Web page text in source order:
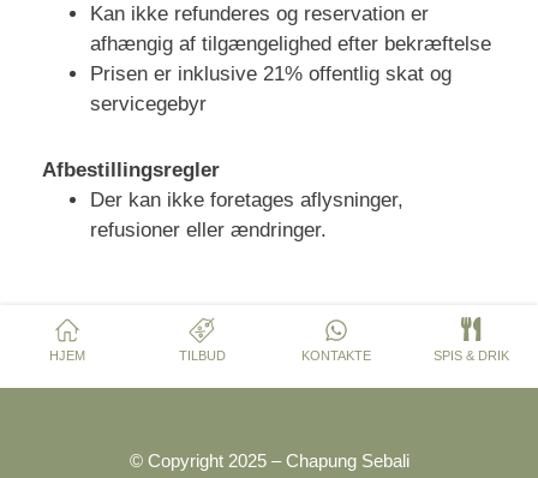
Kan ikke refunderes og reservation er
afhængig af tilgængelighed efter bekræftelse
Prisen er inklusive 21% offentlig skat og
servicegebyr
Afbestillingsregler
Der kan ikke foretages aflysninger,
refusioner eller ændringer.
HJEM TILBUD KONTAKTE SPIS & DRIK
© Copyright 2025 – Chapung Sebali